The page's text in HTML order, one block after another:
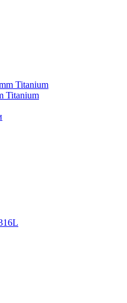
Titanium